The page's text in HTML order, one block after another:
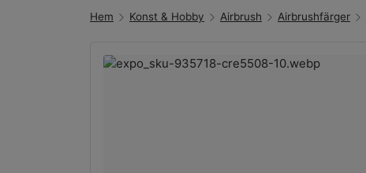
Hem Konst & Hobby Airbrush Airbrushfärger